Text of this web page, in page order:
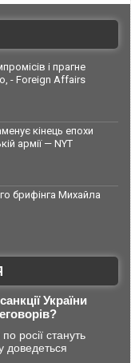
і прагне
- Foreign Affairs
кінець епохи
армії — NYT
брифінга Михайла
України
росії стануть
доведеться